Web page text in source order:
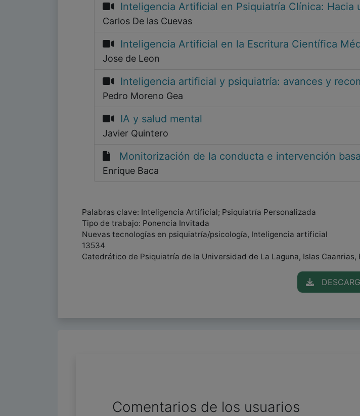
Inteligencia Artificial en Psiquiatría Clínica:
Carlos De las Cuevas
Inteligencia Artificial en la Escritura Científica
Jose de Leon
Inteligencia artificial y psiquiatría: avances y
Pedro Moreno Gea
IA y salud mental
Javier Quintero
Monitorización de la conducta e intervención
Enrique Baca
Palabras clave: Inteligencia Artificial; Psiquiatría Personalizada
Tipo de trabajo: Ponencia Invitada
Nuevas tecnologías en psiquiatría/psicología, Inteligencia artificial
13534
Catedrático de Psiquiatría de la Universidad de La Laguna, Islas Caanrias,
Comentarios de los usuarios